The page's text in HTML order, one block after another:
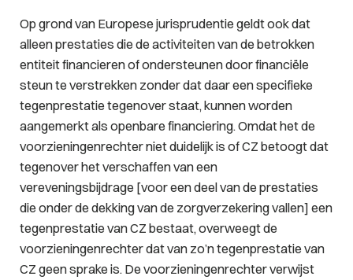
Op grond van Europese jurisprudentie geldt ook dat
alleen prestaties die de activiteiten van de betrokken
entiteit financieren of ondersteunen door financiële
steun te verstrekken zonder dat daar een specifieke
tegenprestatie tegenover staat, kunnen worden
aangemerkt als openbare financiering. Omdat het de
voorzieningenrechter niet duidelijk is of CZ betoogt dat
tegenover het verschaffen van een
vereveningsbijdrage [voor een deel van de prestaties
die onder de dekking van de zorgverzekering vallen] een
tegenprestatie van CZ bestaat, overweegt de
voorzieningenrechter dat van zo’n tegenprestatie van
CZ geen sprake is. De voorzieningenrechter verwijst